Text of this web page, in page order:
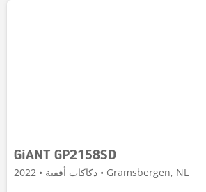
GiANT GP2158SD
دكاكات أفقية • 2022 • Gramsbergen, NL